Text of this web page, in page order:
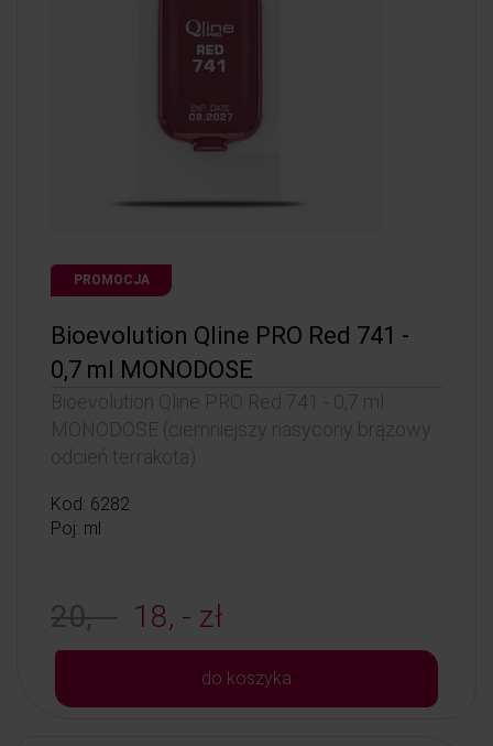
PROMOCJA
Bioevolution Qline PRO Red 741 -
0,7 ml MONODOSE
Bioevolution Qline PRO Red 741 - 0,7 ml
MONODOSE (ciemniejszy nasycony brązowy
odcień terrakota)
Kod: 6282
Poj: ml
20, - 18, - zł
do koszyka